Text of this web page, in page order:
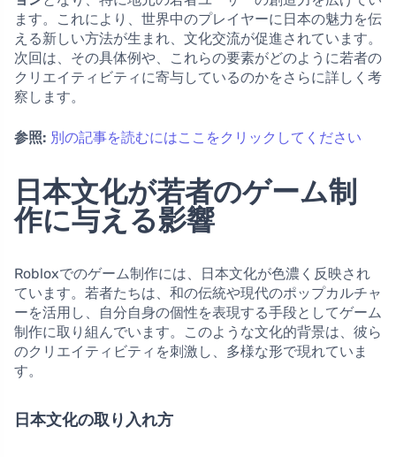
ます。これにより、世界中のプレイヤーに日本の魅力を伝
える新しい方法が生まれ、文化交流が促進されています。
次回は、その具体例や、これらの要素がどのように若者の
クリエイティビティに寄与しているのかをさらに詳しく考
察します。
参照: 別の記事を読むにはここをクリックしてください
日本文化が若者のゲーム制
作に与える影響
Robloxでのゲーム制作には、日本文化が色濃く反映され
ています。若者たちは、和の伝統や現代のポップカルチャ
ーを活用し、自分自身の個性を表現する手段としてゲーム
制作に取り組んでいます。このような文化的背景は、彼ら
のクリエイティビティを刺激し、多様な形で現れていま
す。
日本文化の取り入れ方